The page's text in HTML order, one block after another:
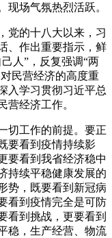
现场气氛热烈活跃。
的十八大以来，习
、作出重要指示，鲜
人”，反复强调“两
民营经济的高度重
入学习贯彻习近平总
营经济工作。
工作的前提。要正
要看到疫情持续影
要看到我省经济稳中
持续平稳健康发展的
势，既要看到新冠病
看到疫情完全是可防
看到挑战，更要看到
稳，生产经营、物流